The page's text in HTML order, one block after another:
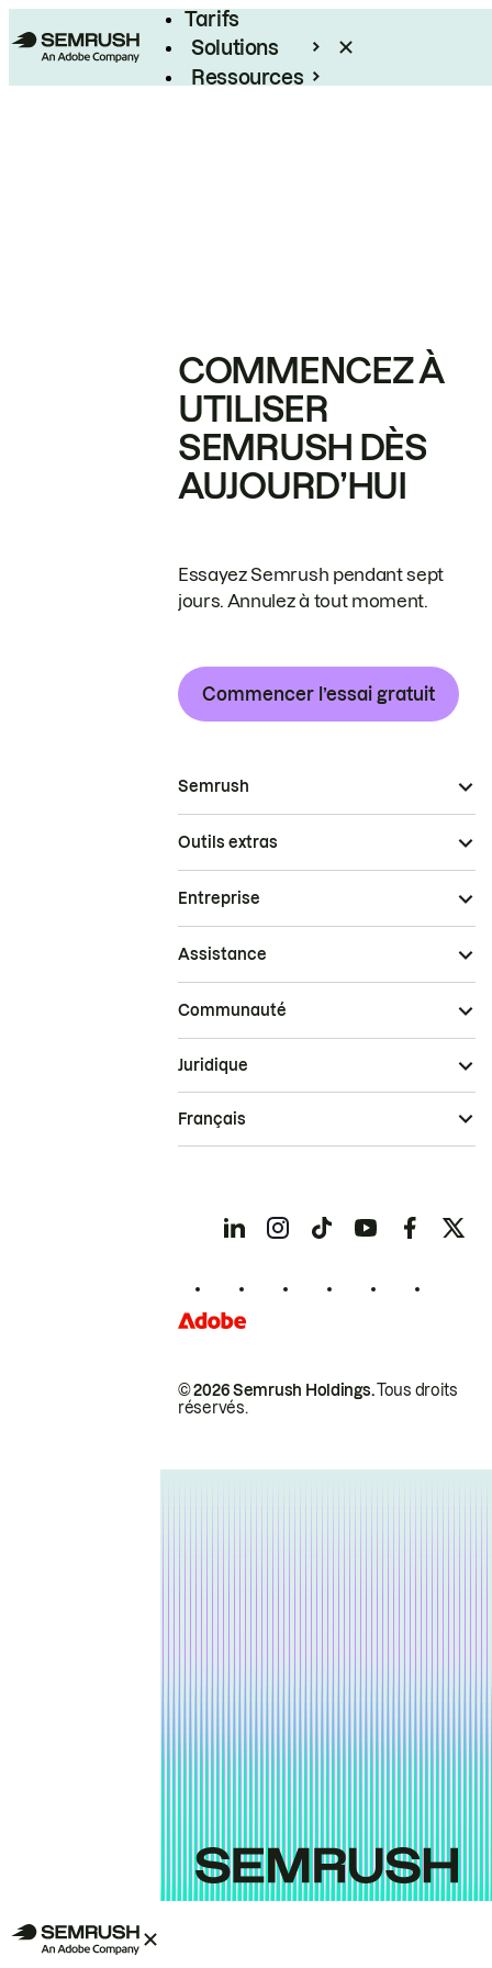
Tarifs
Solutions
Ressources
COMMENCEZ À
UTILISER
SEMRUSH DÈS
AUJOURD’HUI
Essayez Semrush pendant sept
jours. Annulez à tout moment.
Commencer l’essai gratuit
Semrush
Outils extras
Entreprise
Assistance
Communauté
© 2026 Semrush Holdings.Tous droits
réservés.
Juridique
Français